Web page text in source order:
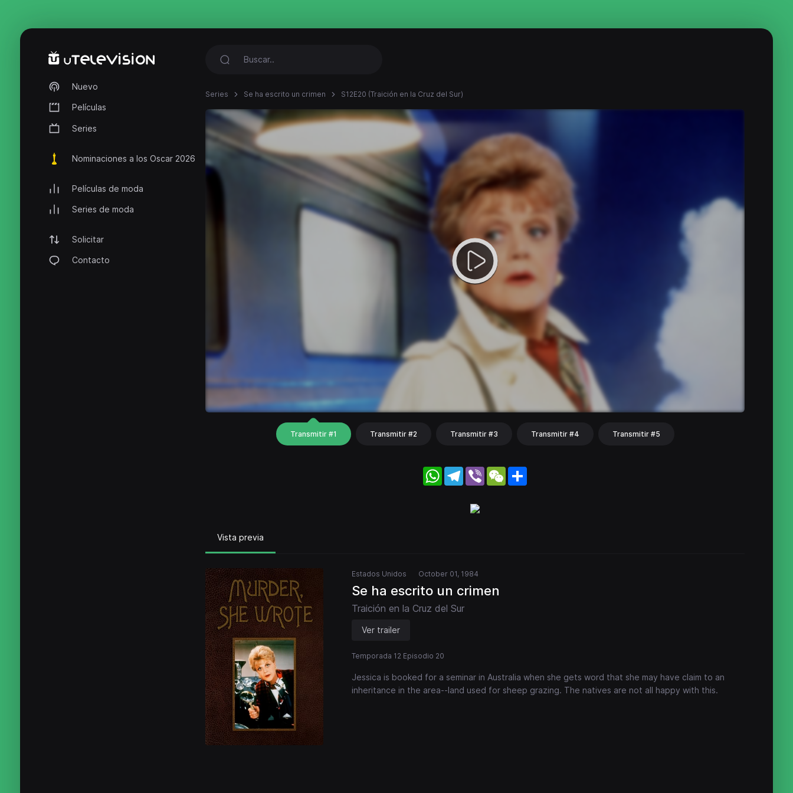
Nuevo
Películas
Series
Nominaciones a los Oscar 2026
Películas de moda
Series de moda
Solicitar
Contacto
Series Se ha escrito un crimen S12E20 (Traición en la Cruz del Sur)
Transmitir #1 Transmitir #2 Transmitir #3 Transmitir #4 Transmitir #5
WhatsApp
Telegram
Viber WeChat
Vista previa
Estados Unidos October 01, 1984
Se ha escrito un crimen
Traición en la Cruz del Sur
Ver trailer
Temporada 12 Episodio 20
Jessica is booked for a seminar in Australia when she gets word that she may have claim to an
inheritance in the area--land used for sheep grazing. The natives are not all happy with this.